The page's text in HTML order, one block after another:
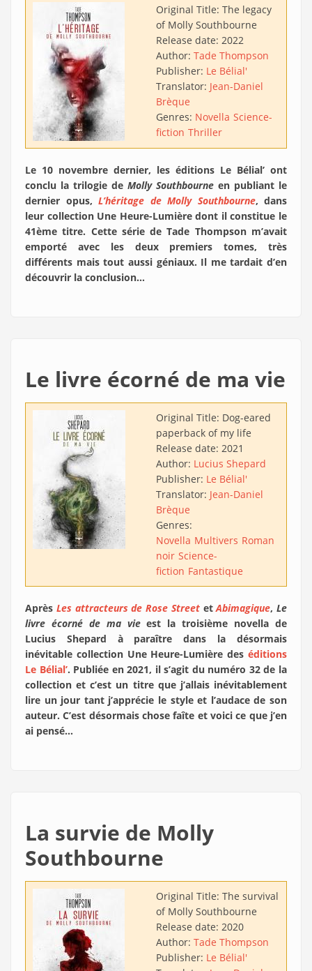
Original Title: The legacy
of Molly Southbourne
Release date: 2022
Author: Tade Thompson
Publisher: Le Bélial'
Translator: Jean-Daniel
Brèque
Genres: Novella Science-
fiction Thriller
Le 10 novembre dernier, les éditions Le Bélial’ ont
conclu la trilogie de Molly Southbourne en publiant le
dernier opus, L’héritage de Molly Southbourne, dans
leur collection Une Heure-Lumière dont il constitue le
41ème titre. Cette série de Tade Thompson m’avait
emporté avec les deux premiers tomes, très
différents mais tout aussi géniaux. Il me tardait d’en
découvrir la conclusion…
Le livre écorné de ma vie
Original Title: Dog-eared
paperback of my life
Release date: 2021
Author: Lucius Shepard
Publisher: Le Bélial'
Translator: Jean-Daniel
Brèque
Genres:
Novella Multivers Roman
noir Science-
fiction Fantastique
Après Les attracteurs de Rose Street etAbimagique, Le
livre écorné de ma vieest la troisième novella de
Lucius Shepard à paraître dans la désormais
inévitable collection Une Heure-Lumière des éditions
Le Bélial’. Publiée en 2021, il s’agit du numéro 32 de la
collection et c’est un titre que j’allais inévitablement
lire un jour tant j’apprécie le style et l’audace de son
auteur. C’est désormais chose faîte et voici ce que j’en
ai pensé…
La survie de Molly
Southbourne
Original Title: The survival
of Molly Southbourne
Release date: 2020
Author: Tade Thompson
Publisher: Le Bélial'